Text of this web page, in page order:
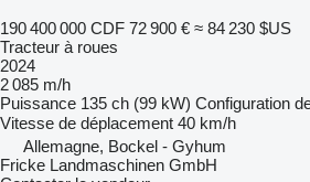
190 400 000 CDF 72 900 € ≈ 84 230 $US
Tracteur à roues
2024
2 085 m/h
Puissance 135 ch (99 kW) Configuration
Vitesse de déplacement 40 km/h
Allemagne, Bockel - Gyhum
Fricke Landmaschinen GmbH